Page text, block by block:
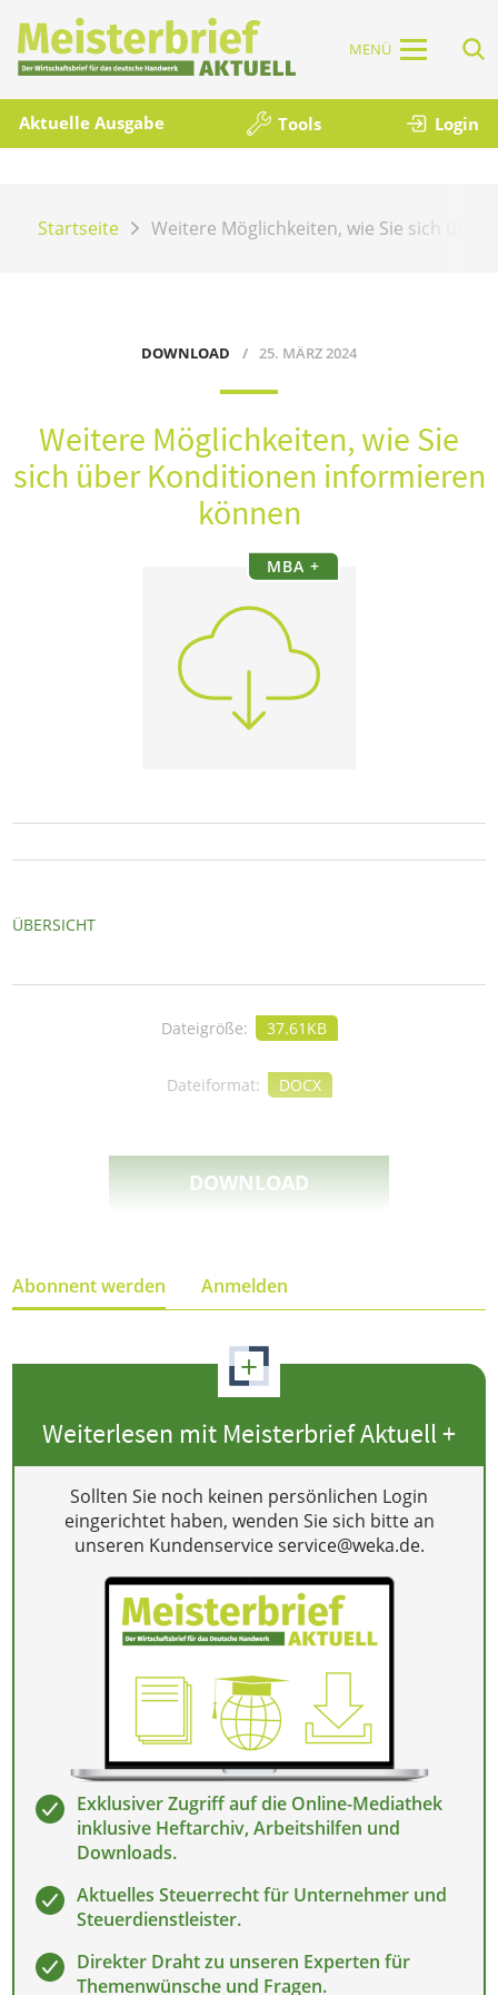
MENÜ
Aktuelle Ausgabe Tools Login
Startseite Weitere Möglichkeiten, wie Sie sich
DOWNLOAD 25. MÄRZ 2024
Weitere Möglichkeiten, wie Sie
sich über Konditionen informieren
können
MBA +
ÜBERSICHT
Dateigröße: 37.61KB
Dateiformat: DOCX
DOWNLOAD
Abonnent werden Anmelden
+
Weiterlesen mit Meisterbrief Aktuell +
Sollten Sie noch keinen persönlichen Login
eingerichtet haben, wenden Sie sich bitte an
unseren Kundenservice service@weka.de.
Exklusiver Zugriff auf die Online-Mediathek
inklusive Heftarchiv, Arbeitshilfen und
Downloads.
Aktuelles Steuerrecht für Unternehmer und
Steuerdienstleister.
Direkter Draht zu unseren Experten für
Themenwünsche und Fragen.